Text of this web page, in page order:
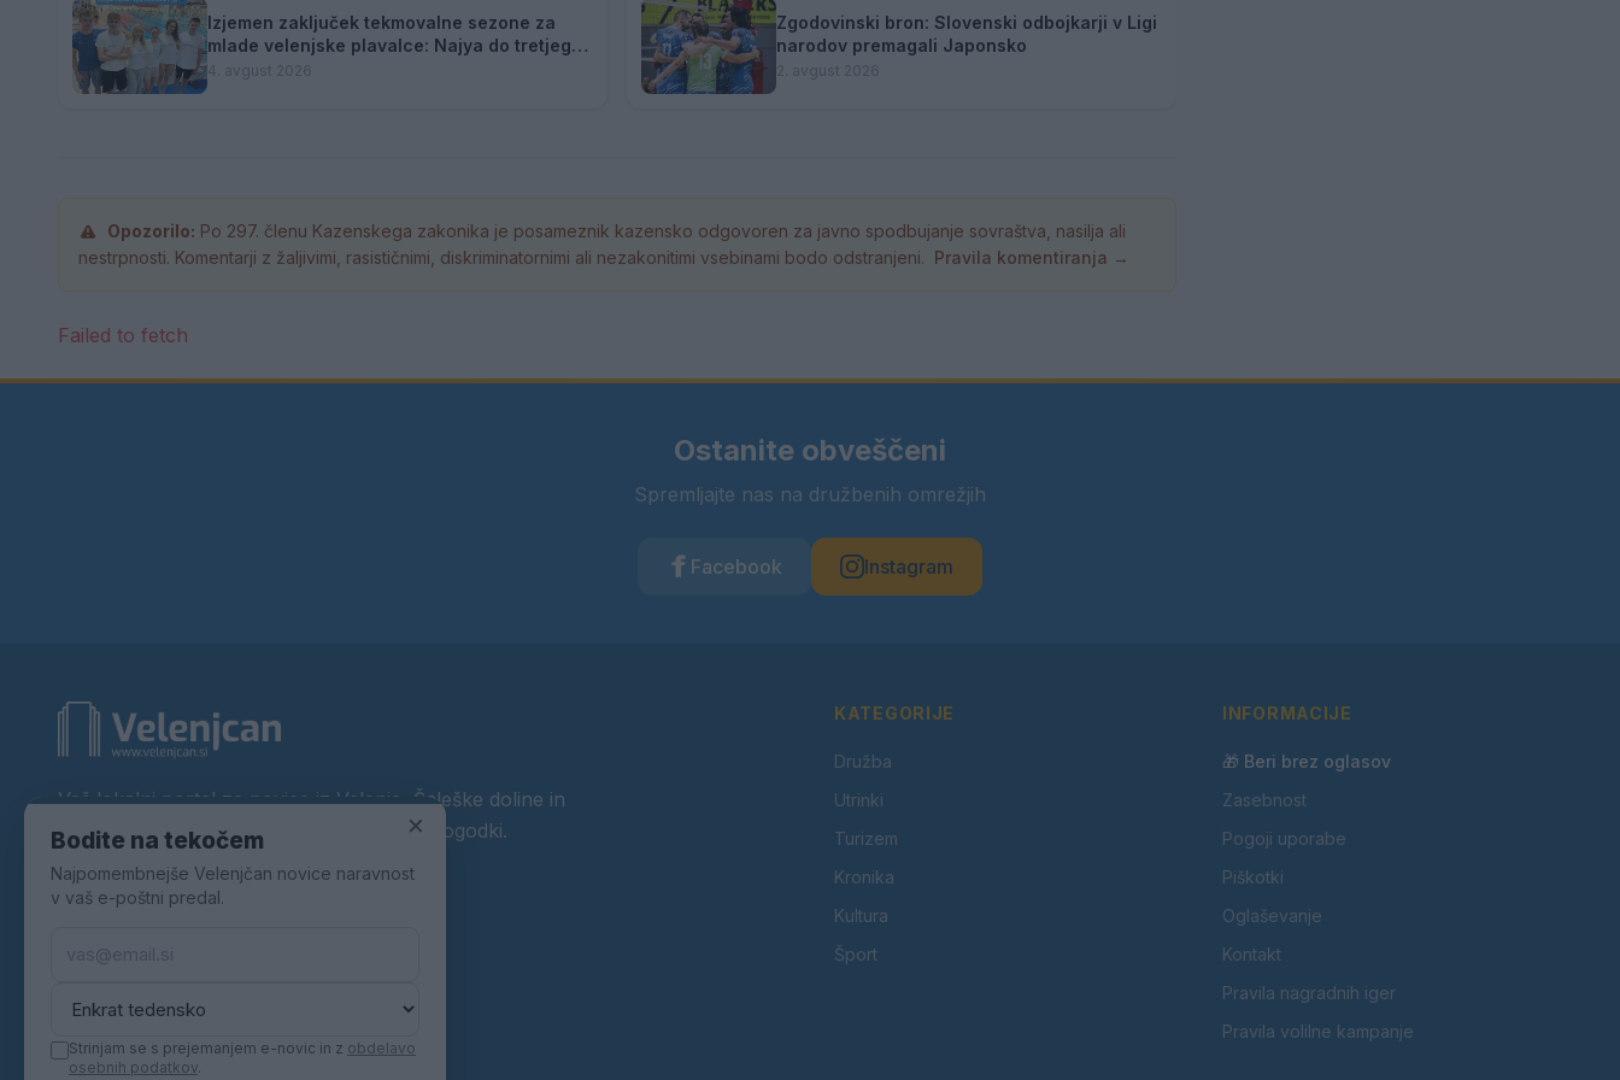
Izjemen zaključek tekmovalne sezone za
mlade velenjske plavalce: Najya do tretjega
naziva državne prvakinje
4. avgust 2026
Zgodovinski bron: Slovenski odbojkarji v Ligi
narodov premagali Japonsko
2. avgust 2026
Opozorilo: Po 297. členu Kazenskega zakonika je posameznik kazensko odgovoren za javno spodbujanje sovraštva, nasilja ali
nestrpnosti. Komentarji z žaljivimi, rasističnimi, diskriminatornimi ali nezakonitimi vsebinami bodo odstranjeni. Pravila komentiranja →
Failed to fetch
Ostanite obveščeni
Spremljajte nas na družbenih omrežjih
Facebook Instagram
Vaš lokalni portal za novice iz Velenja, Šaleške doline in
okolice. Aktualne novice, šport, kultura, dogodki.
Povezujemo Velenje.
KATEGORIJE
Družba
Utrinki
Turizem
Kronika
Kultura
Šport
INFORMACIJE
🎁 Beri brez oglasov
Zasebnost
Pogoji uporabe
Piškotki
Oglaševanje
Kontakt
Pravila nagradnih iger
Pravila volilne kampanje
×
Bodite na tekočem
Najpomembnejše Velenjčan novice naravnost
v vaš e-poštni predal.
Strinjam se s prejemanjem e-novic in z obdelavo
osebnih podatkov.